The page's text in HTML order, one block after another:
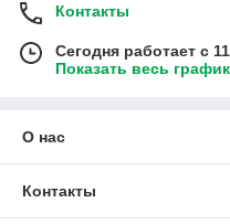
Контакты
Сегодня работает с
Показать весь
О нас
Контакты